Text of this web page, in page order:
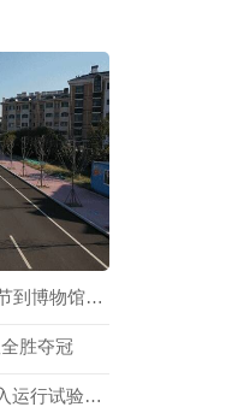
二十多道文化“大餐”！国庆节到博物馆打卡吧
胜夺冠
时速350公里！潍烟高铁进入运行试验阶段